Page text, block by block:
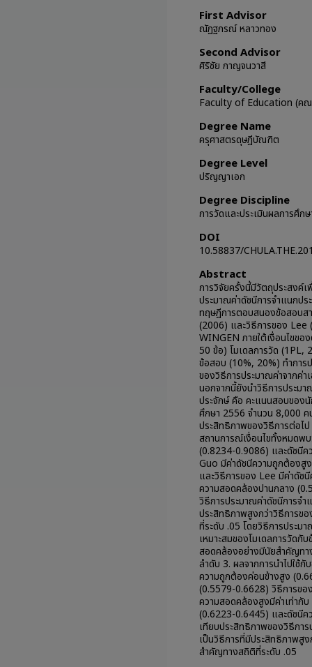
First Advisor
ณัฏฐภรณ์ หลาวทอง
Second Advisor
ศิริชัย กาญจนวาสี
Faculty/College
Faculty of Education (คณ
Degree Name
ครุศาสตรดุษฎีบัณฑิต
Degree Level
ปริญญาเอก
Degree Discipline
การวัดและประเมินผลการศึก
DOI
10.58837/
Abstract
การวิจัยครั้งนี้มีวัตถุประสงค์
ประมาณค่าดัชนีการจำแนกปร
ทฤษฎีการตอบสนองข้อสอบ
(2006) และวิธีการของ Lee
WINGEN ภายใต้เงื่อนไขข
50 ข้อ) โมเดลการวัด (1PL,
ข้อสอบ (10%, 20%) ทำกา
ของวิธีการประมาณค่าจากค่า
นอกจากนี้ยังนำวิธีการประมา
ประจักษ์ คือ คะแนนสอบของ
ศึกษา 2556 จำนวน 8,000 ค
ประสิทธิภาพของวิธีการต่อไ
สถานการณ์เงื่อนไขทั้งหมดพ
(0.8234-0.9086) และดัชนี
Guo มีค่าดัชนีความถูกต้องสู
และวิธีการของ Lee มีค่าดัช
ความสอดคล้องปานกลาง
วิธีการประมาณค่าดัชนีการจ
ประสิทธิภาพสูงกว่าวิธีการข
ที่ระดับ .05 โดยวิธีการประม
เหมาะสมของโมเดลการวัด
สอดคล้องอย่างมีนัยสำคัญท
ลำดับ 3. ผลจากการนำไปใช้
ความถูกต้องค่อนข้างสูง
(0.5579-0.6628) วิธีการขอ
ความสอดคล้องสูงมีค่าเท่ากั
(0.6223-0.6445) และดัชนี
เทียบประสิทธิภาพของวิธีกา
เป็นวิธีการที่มีประสิทธิภาพสู
สำคัญทางสถิติที่ระดับ .05